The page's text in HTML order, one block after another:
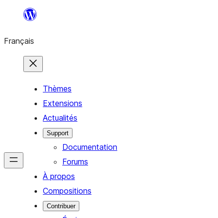
contenu
Français
Thèmes
Extensions
Actualités
Support
Documentation
Forums
À propos
Compositions
Contribuer